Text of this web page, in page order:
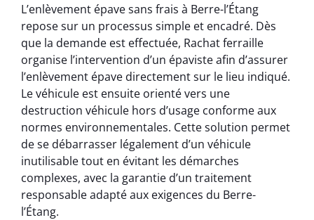
L’enlèvement épave sans frais à Berre-l’Étang
repose sur un processus simple et encadré. Dès
que la demande est effectuée, Rachat ferraille
organise l’intervention d’un épaviste afin d’assurer
l’enlèvement épave directement sur le lieu indiqué.
Le véhicule est ensuite orienté vers une
destruction véhicule hors d’usage conforme aux
normes environnementales. Cette solution permet
de se débarrasser légalement d’un véhicule
inutilisable tout en évitant les démarches
complexes, avec la garantie d’un traitement
responsable adapté aux exigences du Berre-
l’Étang.